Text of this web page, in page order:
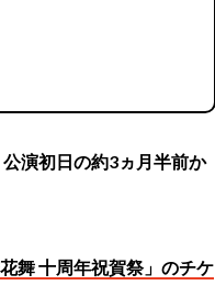
公演初日の約3ヵ月半前か
舞 十周年祝賀祭」のチケ